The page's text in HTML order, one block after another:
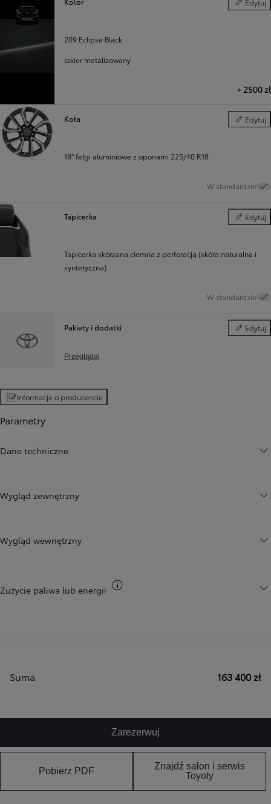
Kolor
209 Eclipse Black
lakier metalizowany
+ 2500 zł
Koła Edytuj
Koła
18" felgi aluminiowe z oponami 225/40 R18
W standardzie
Tapicerka Edytuj
Tapicerka
Tapicerka skórzana ciemna z perforacją (skóra naturalna i
syntetyczna)
W standardzie
Pakiety i dodatki Edytuj
Pakiety i
Przeglądaj
Informacje o producencie
Parametry
Dane techniczne
Wygląd zewnętrzny
Wygląd wewnętrzny
Zużycie paliwa lub energii
Suma 163 400 zł
Zarezerwuj
Pobierz PDF
Znajdź salon i serwis
Toyoty